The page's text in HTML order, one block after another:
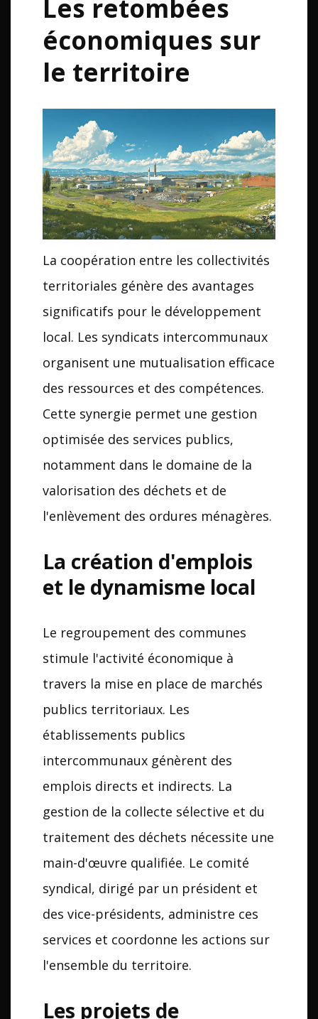
Les retombées
économiques sur
le territoire
La coopération entre les collectivités
territoriales génère des avantages
significatifs pour le développement
local. Les syndicats intercommunaux
organisent une mutualisation efficace
des ressources et des compétences.
Cette synergie permet une gestion
optimisée des services publics,
notamment dans le domaine de la
valorisation des déchets et de
l'enlèvement des ordures ménagères.
La création d'emplois
et le dynamisme local
Le regroupement des communes
stimule l'activité économique à
travers la mise en place de marchés
publics territoriaux. Les
établissements publics
intercommunaux génèrent des
emplois directs et indirects. La
gestion de la collecte sélective et du
traitement des déchets nécessite une
main-d'œuvre qualifiée. Le comité
syndical, dirigé par un président et
des vice-présidents, administre ces
services et coordonne les actions sur
l'ensemble du territoire.
Les projets de